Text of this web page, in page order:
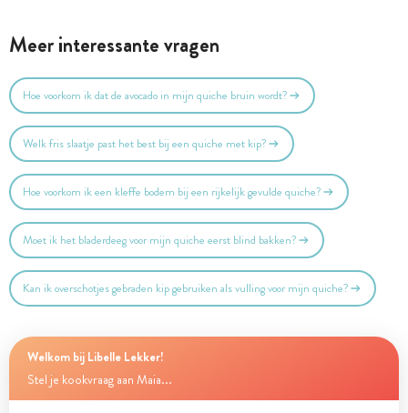
Meer interessante vragen
Hoe voorkom ik dat de avocado in mijn quiche bruin wordt?
Welk fris slaatje past het best bij een quiche met kip?
Hoe voorkom ik een kleffe bodem bij een rijkelijk gevulde quiche?
Moet ik het bladerdeeg voor mijn quiche eerst blind bakken?
Kan ik overschotjes gebraden kip gebruiken als vulling voor mijn quiche?
Welkom bij Libelle Lekker!
Stel je kookvraag aan Maia...